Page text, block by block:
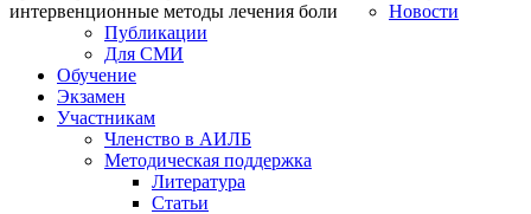
интервенционные методы лечения боли
Новости
Публикации
Для СМИ
Обучение
Экзамен
Участникам
Членство в АИЛБ
Методическая поддержка
Литература
Статьи